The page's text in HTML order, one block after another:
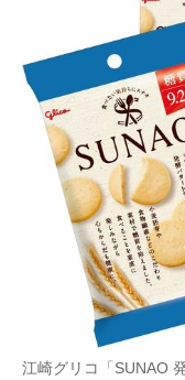
江崎グリコ「SUNAO